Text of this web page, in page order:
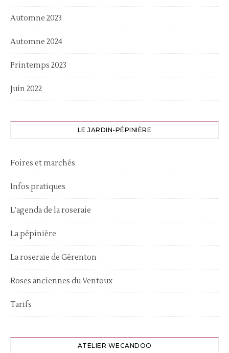
Automne 2023
Automne 2024
Printemps 2023
Juin 2022
LE JARDIN-PÉPINIÈRE
Foires et marchés
Infos pratiques
L’agenda de la roseraie
La pépinière
La roseraie de Gérenton
Roses anciennes du Ventoux
Tarifs
ATELIER WECANDOO